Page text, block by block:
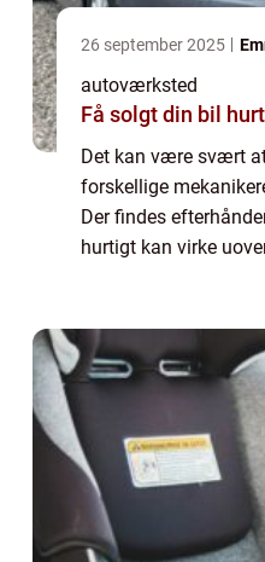
26 september 2025
autoværksted
Få solgt din bil
Det kan være svært
forskellige
Der findes
hurtigt kan virke